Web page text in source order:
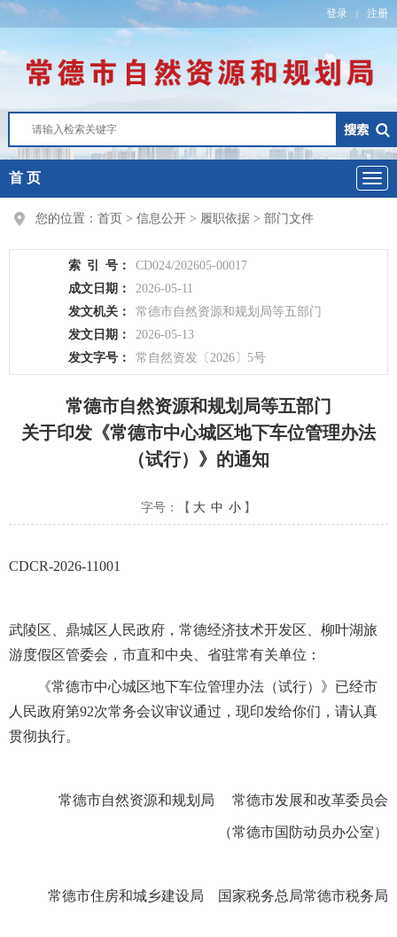
登录 | 注册
首 页
您的位置： 首页 > 信息公开 > 履职依据 > 部门文件
索 引 号：
CD024/202605-00017
成文日期：
2026-05-11
发文机关：
常德市自然资源和规划局等五部门
发文日期：
2026-05-13
发文字号：
常自然资发〔2026〕5号
常德市自然资源和规划局等五部门
关于印发《常德市中心城区地下车位管理办法
（试行）》的通知
字号：【 大 中 小 】
CDCR-2026-11001
武陵区、鼎城区人民政府，常德经济技术开发区、柳叶湖旅
游度假区管委会，市直和中央、省驻常有关单位：
《常德市中心城区地下车位管理办法（试行）》已经市
人民政府第92次常务会议审议通过，现印发给你们，请认真
贯彻执行。
常德市自然资源和规划局 常德市发展和改革委员会
（常德市国防动员办公室）
常德市住房和城乡建设局 国家税务总局常德市税务局